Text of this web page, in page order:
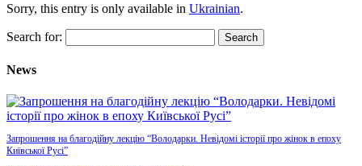
Sorry, this entry is only available in Ukrainian.
Search for:
News
Запрошення на благодійну лекцію “Володарки. Невідомі історії про жінок в епоху
Київської Русі”